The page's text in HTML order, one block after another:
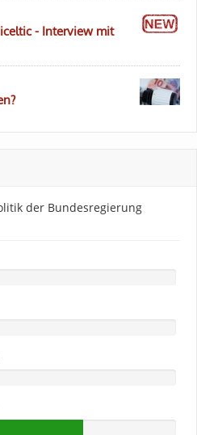
- Interview mit